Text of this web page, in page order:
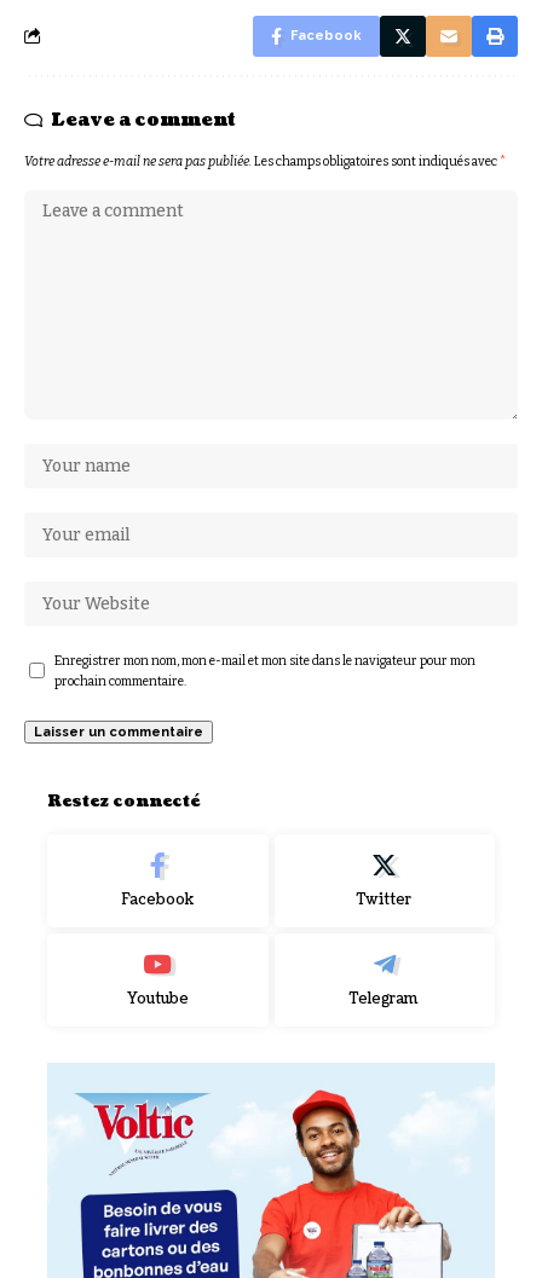
Facebook
Leave a comment
Votre adresse e-mail ne sera pas publiée.Les champs obligatoires sont indiqués avec*
Enregistrer mon nom, mon e-mail et mon site dans le navigateur pour mon
prochain commentaire.
Restez connecté
Facebook Twitter
Youtube Telegram